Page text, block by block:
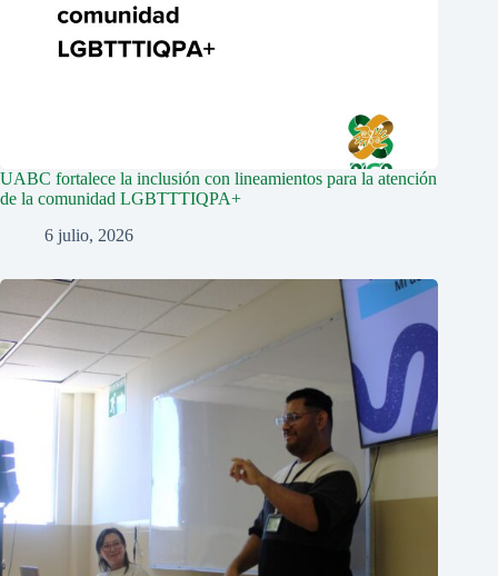
UABC fortalece la inclusión con lineamientos para la atención
de la comunidad LGBTTTIQPA+
6 julio, 2026